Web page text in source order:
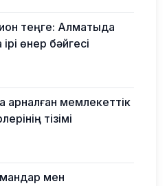
теңге: Алматыда
өнер бәйгесі
арналған мемлекеттік
тізімі
мен